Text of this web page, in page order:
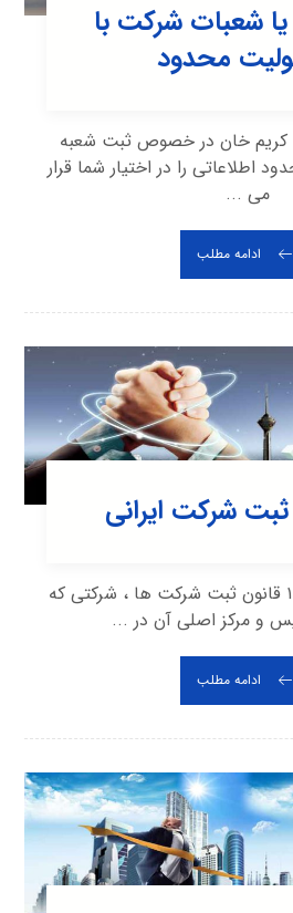
شعبات شرکت با
محدود
خان در خصوص ثبت شعبه
اطلاعاتی را در اختیار شما قرار
می ...
ادامه مطلب
شرکت ایرانی
ثبت شرکت بنابر ماده ۱ قانون ثبت شرکت ها ، شرکتی که
و مرکز اصلی آن در ...
ادامه مطلب